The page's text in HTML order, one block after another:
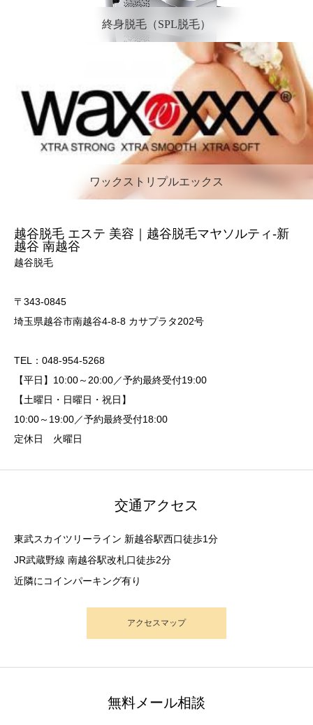
終身脱毛（SPL脱毛）
ワックストリプルエックス
越谷脱毛 エステ 美容｜越谷脱毛マヤソルティ-新
越谷 南越谷
越谷脱毛
〒343-0845
埼玉県越谷市南越谷4-8-8 カサプラタ202号
TEL：048-954-5268
【平日】10:00～20:00／予約最終受付19:00
【土曜日・日曜日・祝日】
10:00～19:00／予約最終受付18:00
定休日 火曜日
交通アクセス
東武スカイツリーライン 新越谷駅西口徒歩1分
JR武蔵野線 南越谷駅改札口徒歩2分
近隣にコインパーキング有り
アクセスマップ
無料メール相談